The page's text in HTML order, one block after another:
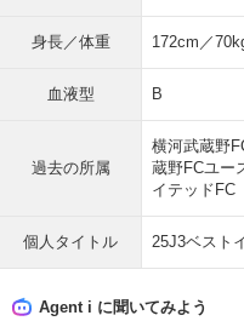
身長／体重 172cm／
血液型 B
過去の所属
横河武蔵野
蔵野FCユー
イテッドFC
個人タイトル 25J3ベスト
Agent i に聞いてみよう